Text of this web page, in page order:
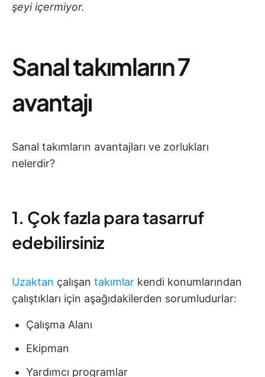
şeyi içermiyor.
Sanal takımların 7
avantajı
Sanal takımların avantajları ve zorlukları
nelerdir?
1. Çok fazla para tasarruf
edebilirsiniz
Uzaktan çalışan takımlar kendi konumlarından
çalıştıkları için aşağıdakilerden sorumludurlar:
Çalışma Alanı
Ekipman
Yardımcı programlar